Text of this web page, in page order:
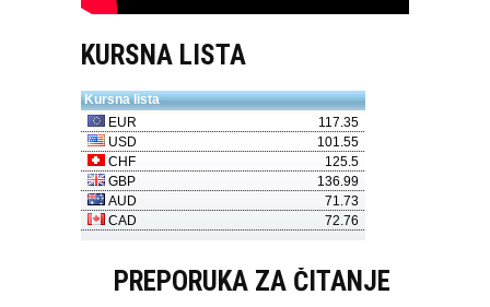
KURSNA LISTA
PREPORUKA ZA ČITANJE